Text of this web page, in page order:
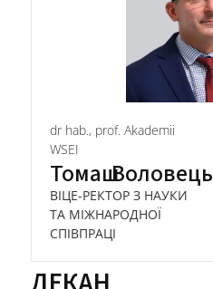
dr hab., prof. Akademii
WSEI
ТомашВоловець
ВІЦЕ-РЕКТОР З НАУКИ
ТА МІЖНАРОДНОЇ
СПІВПРАЦІ